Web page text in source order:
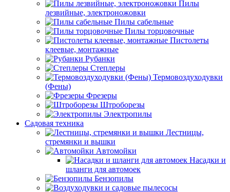
Пилы
лезвийные, электроножовки
Пилы сабельные
Пилы торцовочные
Пистолеты
клеевые, монтажные
Рубанки
Степлеры
Термовоздуходувки
(Фены)
Фрезеры
Штроборезы
Электропилы
Садовая техника
Лестницы,
стремянки и вышки
Автомойки
Насадки и
шланги для автомоек
Бензопилы